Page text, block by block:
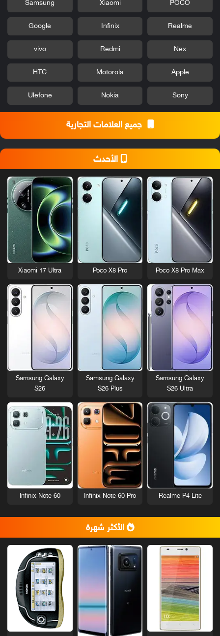
POCO
Xiaomi
Samsung
Realme
Infinix
Google
Nex
Redmi
vivo
Apple
Motorola
HTC
Sony
Nokia
Ulefone
جميع العلامات التجارية
الأحدث
Poco X8 Pro Max
Poco X8 Pro
Xiaomi 17 Ultra
Samsung Galaxy
S26 Ultra
Samsung Galaxy
S26 Plus
Samsung Galaxy
S26
Realme P4 Lite
Infinix Note 60 Pro
Infinix Note 60
الأكثر شهرة